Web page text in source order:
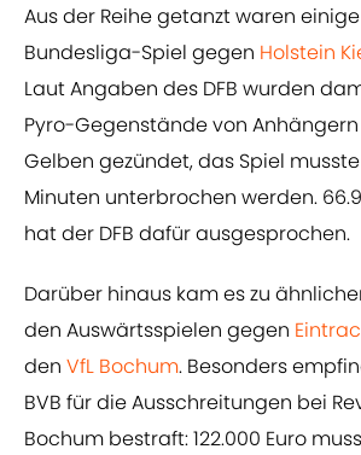
Aus der Reihe getanzt waren
Bundesliga-Spiel gegen Holstein
Laut Angaben des DFB wurden
Pyro-Gegenstände von
Gelben gezündet, das Spiel
Minuten unterbrochen werden.
hat der DFB dafür ausgesprochen.
Darüber hinaus kam es zu
den Auswärtsspielen gegen
den VfL Bochum. Besonders
BVB für die Ausschreitungen bei
Bochum bestraft: 122.000 Euro